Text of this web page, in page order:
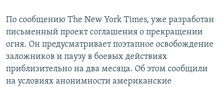
По сообщению The New York Times, уже разработан
письменный проект соглашения о прекращении
огня. Он предусматривает поэтапное освобождение
заложников и паузу в боевых действиях
приблизительно на два месяца. Об этом сообщили
на условиях анонимности американские